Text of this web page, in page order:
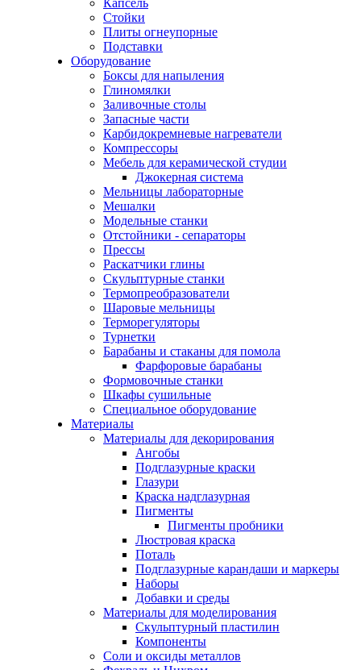
Капсель
Стойки
Плиты огнеупорные
Подставки
Оборудование
Боксы для напыления
Глиномялки
Заливочные столы
Запасные части
Карбидокремневые нагреватели
Компрессоры
Мебель для керамической студии
Джокерная система
Мельницы лабораторные
Мешалки
Модельные станки
Отстойники - сепараторы
Прессы
Раскатчики глины
Скульптурные станки
Термопреобразователи
Шаровые мельницы
Терморегуляторы
Турнетки
Барабаны и стаканы для помола
Фарфоровые барабаны
Формовочные станки
Шкафы сушильные
Специальное оборудование
Материалы
Материалы для декорирования
Ангобы
Подглазурные краски
Глазури
Краска надглазурная
Пигменты
Пигменты пробники
Люстровая краска
Поталь
Подглазурные карандаши и маркеры
Наборы
Добавки и среды
Материалы для моделирования
Скульптурный пластилин
Компоненты
Соли и оксиды металлов